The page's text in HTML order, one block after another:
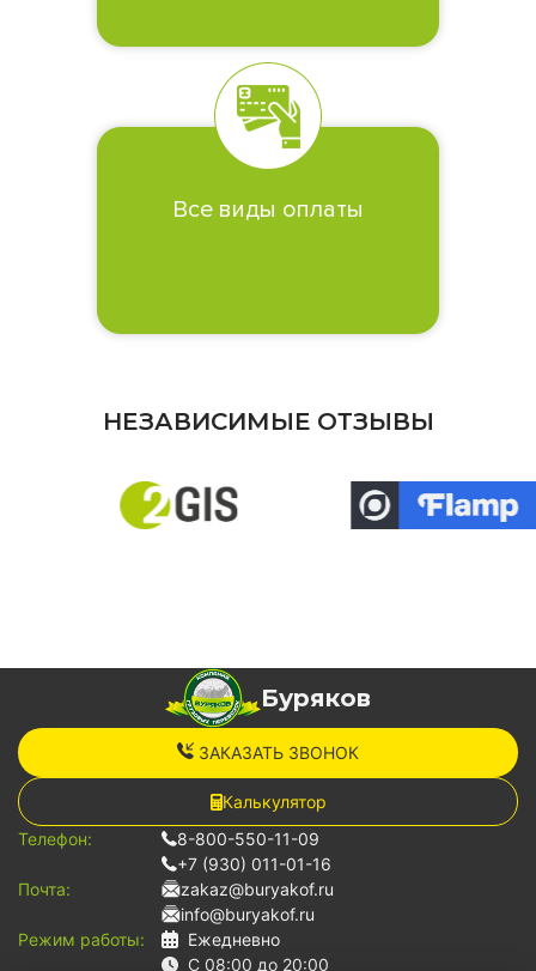
Все виды оплаты
НЕЗАВИСИМЫЕ ОТЗЫВЫ
Буряков
ЗАКАЗАТЬ ЗВОНОК
Калькулятор
Телефон:
8-800-550-11-09
+7 (930) 011-01-16
Почта:
zakaz@buryakof.ru
info@buryakof.ru
Режим работы:
Ежедневно
С 08:00 до 20:00